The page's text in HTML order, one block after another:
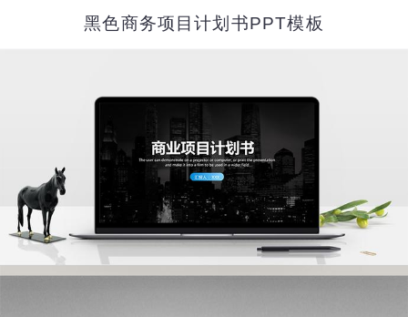
黑色商务项目计划书PPT模板